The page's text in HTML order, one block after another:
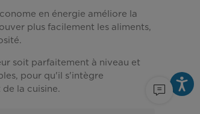
en énergie améliore la
plus facilement les aliments,
soit parfaitement à niveau et
pour qu'il s'intègre
la cuisine.